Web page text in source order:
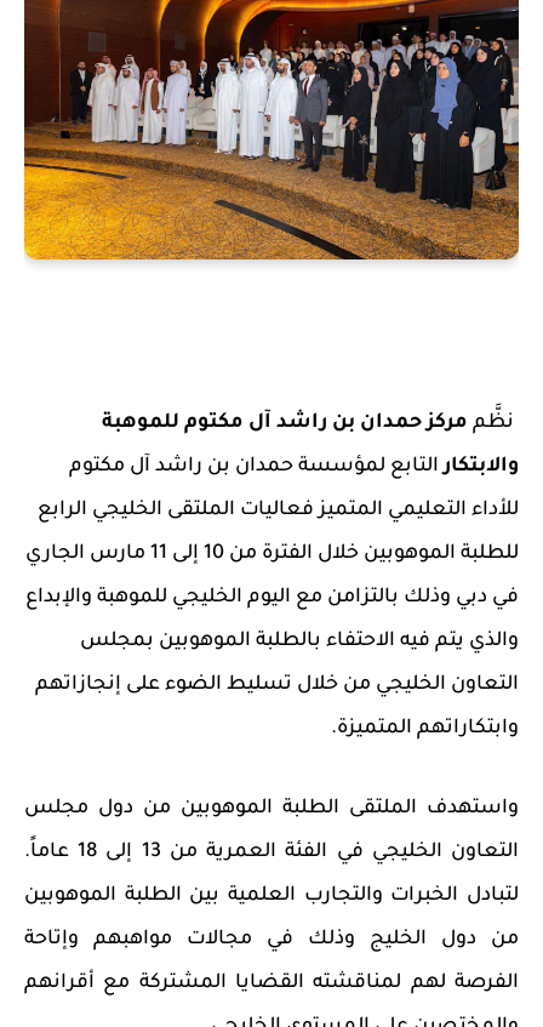
نظَّم مركز حمدان بن راشد آل مكتوم للموهبة
والابتكار التابع لمؤسسة حمدان بن راشد آل مكتوم
للأداء التعليمي المتميز فعاليات الملتقى الخليجي الرابع
للطلبة الموهوبين خلال الفترة من 10 إلى 11 مارس الجاري
في دبي وذلك بالتزامن مع اليوم الخليجي للموهبة والإبداع
والذي يتم فيه الاحتفاء بالطلبة الموهوبين بمجلس
التعاون الخليجي من خلال تسليط الضوء على إنجازاتهم
وابتكاراتهم المتميزة.
واستهدف الملتقى الطلبة الموهوبين من دول مجلس
التعاون الخليجي في الفئة العمرية من 13 إلى 18 عاماً.
لتبادل الخبرات والتجارب العلمية بين الطلبة الموهوبين
من دول الخليج وذلك في مجالات مواهبهم وإتاحة
الفرصة لهم لمناقشته القضايا المشتركة مع أقرانهم